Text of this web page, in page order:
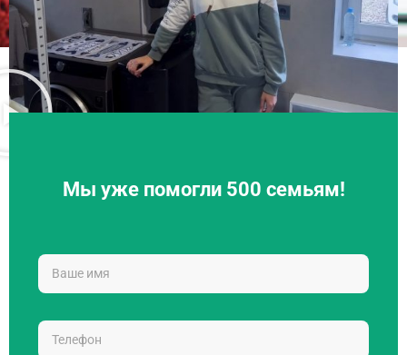
Мы уже помогли 500 семьям!